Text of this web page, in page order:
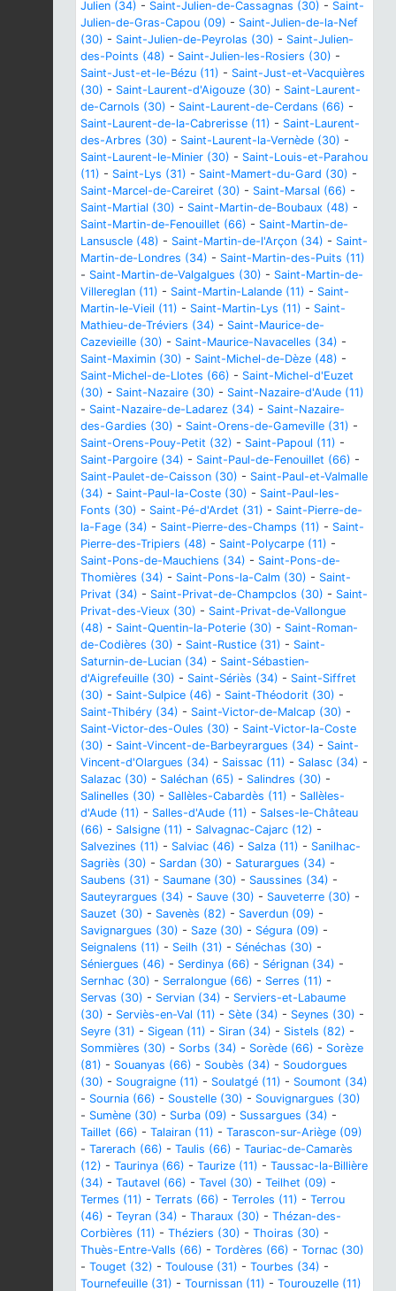
Julien (34) - Saint-Julien-de-Cassagnas (30) - Saint-
Julien-de-Gras-Capou (09) - Saint-Julien-de-la-Nef
(30) - Saint-Julien-de-Peyrolas (30) - Saint-Julien-
des-Points (48) - Saint-Julien-les-Rosiers (30) -
Saint-Just-et-le-Bézu (11) - Saint-Just-et-Vacquières
(30) - Saint-Laurent-d'Aigouze (30) - Saint-Laurent-
de-Carnols (30) - Saint-Laurent-de-Cerdans (66) -
Saint-Laurent-de-la-Cabrerisse (11) - Saint-Laurent-
des-Arbres (30) - Saint-Laurent-la-Vernède (30) -
Saint-Laurent-le-Minier (30) - Saint-Louis-et-Parahou
(11) - Saint-Lys (31) - Saint-Mamert-du-Gard (30) -
Saint-Marcel-de-Careiret (30) - Saint-Marsal (66) -
Saint-Martial (30) - Saint-Martin-de-Boubaux (48) -
Saint-Martin-de-Fenouillet (66) - Saint-Martin-de-
Lansuscle (48) - Saint-Martin-de-l'Arçon (34) - Saint-
Martin-de-Londres (34) - Saint-Martin-des-Puits (11)
- Saint-Martin-de-Valgalgues (30) - Saint-Martin-de-
Villereglan (11) - Saint-Martin-Lalande (11) - Saint-
Martin-le-Vieil (11) - Saint-Martin-Lys (11) - Saint-
Mathieu-de-Tréviers (34) - Saint-Maurice-de-
Cazevieille (30) - Saint-Maurice-Navacelles (34) -
Saint-Maximin (30) - Saint-Michel-de-Dèze (48) -
Saint-Michel-de-Llotes (66) - Saint-Michel-d'Euzet
(30) - Saint-Nazaire (30) - Saint-Nazaire-d'Aude (11)
- Saint-Nazaire-de-Ladarez (34) - Saint-Nazaire-
des-Gardies (30) - Saint-Orens-de-Gameville (31) -
Saint-Orens-Pouy-Petit (32) - Saint-Papoul (11) -
Saint-Pargoire (34) - Saint-Paul-de-Fenouillet (66) -
Saint-Paulet-de-Caisson (30) - Saint-Paul-et-Valmalle
(34) - Saint-Paul-la-Coste (30) - Saint-Paul-les-
Fonts (30) - Saint-Pé-d'Ardet (31) - Saint-Pierre-de-
la-Fage (34) - Saint-Pierre-des-Champs (11) - Saint-
Pierre-des-Tripiers (48) - Saint-Polycarpe (11) -
Saint-Pons-de-Mauchiens (34) - Saint-Pons-de-
Thomières (34) - Saint-Pons-la-Calm (30) - Saint-
Privat (34) - Saint-Privat-de-Champclos (30) - Saint-
Privat-des-Vieux (30) - Saint-Privat-de-Vallongue
(48) - Saint-Quentin-la-Poterie (30) - Saint-Roman-
de-Codières (30) - Saint-Rustice (31) - Saint-
Saturnin-de-Lucian (34) - Saint-Sébastien-
d'Aigrefeuille (30) - Saint-Sériès (34) - Saint-Siffret
(30) - Saint-Sulpice (46) - Saint-Théodorit (30) -
Saint-Thibéry (34) - Saint-Victor-de-Malcap (30) -
Saint-Victor-des-Oules (30) - Saint-Victor-la-Coste
(30) - Saint-Vincent-de-Barbeyrargues (34) - Saint-
Vincent-d'Olargues (34) - Saissac (11) - Salasc (34) -
Salazac (30) - Saléchan (65) - Salindres (30) -
Salinelles (30) - Sallèles-Cabardès (11) - Sallèles-
d'Aude (11) - Salles-d'Aude (11) - Salses-le-Château
(66) - Salsigne (11) - Salvagnac-Cajarc (12) -
Salvezines (11) - Salviac (46) - Salza (11) - Sanilhac-
Sagriès (30) - Sardan (30) - Saturargues (34) -
Saubens (31) - Saumane (30) - Saussines (34) -
Sauteyrargues (34) - Sauve (30) - Sauveterre (30) -
Sauzet (30) - Savenès (82) - Saverdun (09) -
Savignargues (30) - Saze (30) - Ségura (09) -
Seignalens (11) - Seilh (31) - Sénéchas (30) -
Séniergues (46) - Serdinya (66) - Sérignan (34) -
Sernhac (30) - Serralongue (66) - Serres (11) -
Servas (30) - Servian (34) - Serviers-et-Labaume
(30) - Serviès-en-Val (11) - Sète (34) - Seynes (30) -
Seyre (31) - Sigean (11) - Siran (34) - Sistels (82) -
Sommières (30) - Sorbs (34) - Sorède (66) - Sorèze
(81) - Souanyas (66) - Soubès (34) - Soudorgues
(30) - Sougraigne (11) - Soulatgé (11) - Soumont (34)
- Sournia (66) - Soustelle (30) - Souvignargues (30)
- Sumène (30) - Surba (09) - Sussargues (34) -
Taillet (66) - Talairan (11) - Tarascon-sur-Ariège (09)
- Tarerach (66) - Taulis (66) - Tauriac-de-Camarès
(12) - Taurinya (66) - Taurize (11) - Taussac-la-Billière
(34) - Tautavel (66) - Tavel (30) - Teilhet (09) -
Termes (11) - Terrats (66) - Terroles (11) - Terrou
(46) - Teyran (34) - Tharaux (30) - Thézan-des-
Corbières (11) - Théziers (30) - Thoiras (30) -
Thuès-Entre-Valls (66) - Tordères (66) - Tornac (30)
- Touget (32) - Toulouse (31) - Tourbes (34) -
Tournefeuille (31) - Tournissan (11) - Tourouzelle (11)